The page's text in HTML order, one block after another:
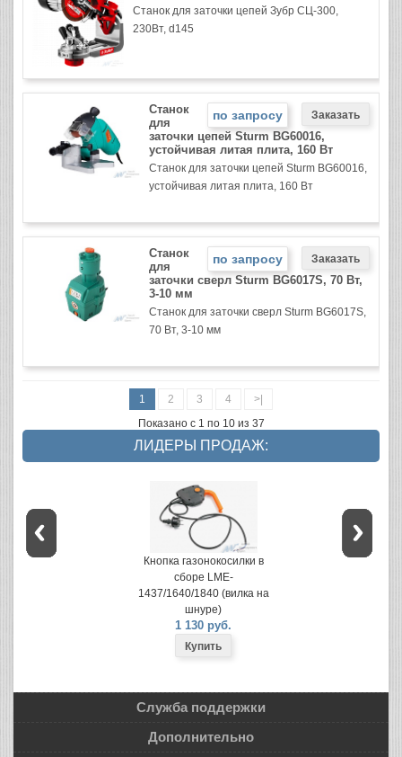
Станок для заточки цепей Зубр СЦ-300,
230Вт, d145
по запросу
Станок
для
заточки цепей Sturm BG60016,
устойчивая литая плита, 160 Вт
Станок для заточки цепей Sturm BG60016,
устойчивая литая плита, 160 Вт
по запросу
Станок
для
заточки сверл Sturm BG6017S, 70 Вт,
3-10 мм
Станок для заточки сверл Sturm BG6017S,
70 Вт, 3-10 мм
1 2 3 4
>|
Показано с 1 по 10 из 37
ЛИДЕРЫ ПРОДАЖ:
Кнопка газонокосилки в
сборе LME-
1437/1640/1840 (вилка на
шнуре)
1 130 руб.
Служба поддержки
Дополнительно